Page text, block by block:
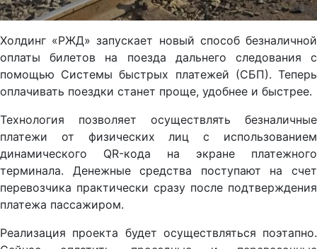
Холдинг «РЖД» запускает новый способ безналичной
оплаты билетов на поезда дальнего следования с
помощью Системы быстрых платежей (СБП). Теперь
оплачивать поездки станет проще, удобнее и быстрее.
Технология позволяет осуществлять безналичные
платежи от физических лиц с использованием
динамического QR-кода на экране платежного
терминала. Денежные средства поступают на счет
перевозчика практически сразу после подтверждения
платежа пассажиром.
Реализация проекта будет осуществляться поэтапно.